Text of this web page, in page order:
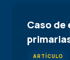
Caso
ARTÍCULO